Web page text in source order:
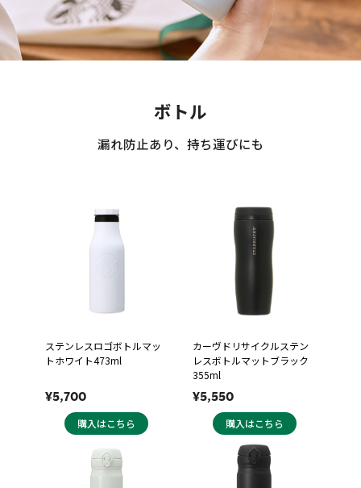
ボトル
漏れ防止あり、持ち運びにも
ステンレスロゴボトルマッ
トホワイト473ml
¥5,700
購入はこちら
カーヴドリサイクルステン
レスボトルマットブラック
355ml
¥5,550
購入はこちら